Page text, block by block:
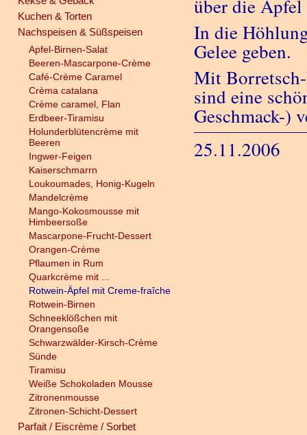
Kuchen & Torten
Nachspeisen & Süßspeisen
Apfel-Birnen-Salat
Beeren-Mascarpone-Crème
Café-Crème Caramel
Crèma catalana
Crème caramel, Flan
Erdbeer-Tiramisu
Holunderblütencrème mit
Beeren
Ingwer-Feigen
Kaiserschmarrn
Loukoumades, Honig-Kugeln
Mandelcrème
Mango-Kokosmousse mit
Himbeersoße
Mascarpone-Frucht-Dessert
Orangen-Crème
Pflaumen in Rum
Quarkcrème mit ...
Rotwein-Äpfel mit Creme-fraîche
Rotwein-Birnen
Schneeklößchen mit
Orangensoße
Schwarzwälder-Kirsch-Crème
Sünde
Tiramisu
Weiße Schokoladen Mousse
Zitronenmousse
Zitronen-Schicht-Dessert
Parfait / Eiscrème / Sorbet
über die Äpfel
In die
Gelee geben.
Mit
sind eine
Geschmack-)
25.11.2006